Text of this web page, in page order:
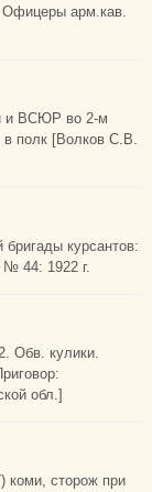
Офицеры арм.кав.
и ВСЮР во 2-м
в полк [Волков С.В.
курсантов:
44: 1922 г.
Обв. кулики.
обл.]
коми, сторож при